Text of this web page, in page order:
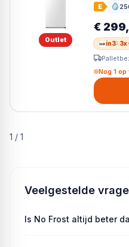
Outlet
E
€
in3: 3x
Nog 1
1 / 1
Veelgestelde
Is No Frost altijd beter